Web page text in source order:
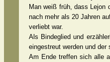
Man weiß früh, dass Lejon
nach mehr als 20 Jahren
verliebt war.
Als Bindeglied und
eingestreut werden und der
Am Ende treffen sich alle